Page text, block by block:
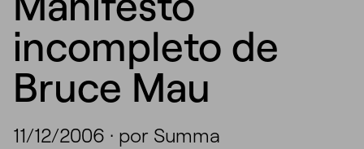
incompleto de
Bruce Mau
11/12/2006 · por Summa